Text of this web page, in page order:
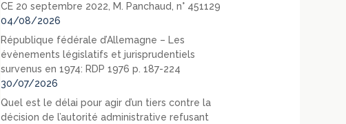
CE 20 septembre 2022, M. Panchaud, n° 451129
04/08/2026
République fédérale d’Allemagne – Les
évènements législatifs et jurisprudentiels
survenus en 1974: RDP 1976 p. 187-224
30/07/2026
Quel est le délai pour agir d’un tiers contre la
décision de l’autorité administrative refusant